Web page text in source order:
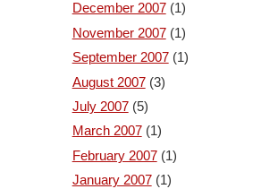
December 2007(1)
November 2007(1)
September 2007(1)
August 2007(3)
July 2007(5)
March 2007(1)
February 2007(1)
January 2007(1)